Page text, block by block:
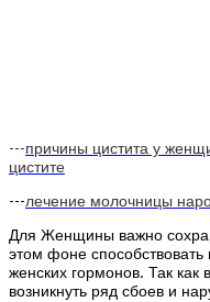
---причины цистита у
цистите
---лечение молочницы
Для Женщины важно
этом фоне
женских гормонов. Так
возникнуть ряд сбоев и